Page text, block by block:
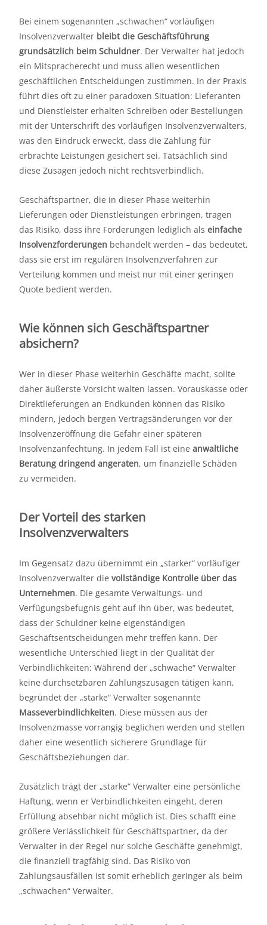
Bei einem sogenannten „schwachen“ vorläufigen
Insolvenzverwalter bleibt die Geschäftsführung
grundsätzlich beim Schuldner. Der Verwalter hat jedoch
ein Mitspracherecht und muss allen wesentlichen
geschäftlichen Entscheidungen zustimmen. In der Praxis
führt dies oft zu einer paradoxen Situation: Lieferanten
und Dienstleister erhalten Schreiben oder Bestellungen
mit der Unterschrift des vorläufigen Insolvenzverwalters,
was den Eindruck erweckt, dass die Zahlung für
erbrachte Leistungen gesichert sei. Tatsächlich sind
diese Zusagen jedoch nicht rechtsverbindlich.
Geschäftspartner, die in dieser Phase weiterhin
Lieferungen oder Dienstleistungen erbringen, tragen
das Risiko, dass ihre Forderungen lediglich als einfache
Insolvenzforderungen behandelt werden – das bedeutet,
dass sie erst im regulären Insolvenzverfahren zur
Verteilung kommen und meist nur mit einer geringen
Quote bedient werden.
Wie können sich Geschäftspartner
absichern?
Wer in dieser Phase weiterhin Geschäfte macht, sollte
daher äußerste Vorsicht walten lassen. Vorauskasse oder
Direktlieferungen an Endkunden können das Risiko
mindern, jedoch bergen Vertragsänderungen vor der
Insolvenzeröffnung die Gefahr einer späteren
Insolvenzanfechtung. In jedem Fall ist eine anwaltliche
Beratung dringend angeraten, um finanzielle Schäden
zu vermeiden.
Der Vorteil des starken
Insolvenzverwalters
Im Gegensatz dazu übernimmt ein „starker“ vorläufiger
Insolvenzverwalter die vollständige Kontrolle über das
Unternehmen. Die gesamte Verwaltungs- und
Verfügungsbefugnis geht auf ihn über, was bedeutet,
dass der Schuldner keine eigenständigen
Geschäftsentscheidungen mehr treffen kann. Der
wesentliche Unterschied liegt in der Qualität der
Verbindlichkeiten: Während der „schwache“ Verwalter
keine durchsetzbaren Zahlungszusagen tätigen kann,
begründet der „starke“ Verwalter sogenannte
Masseverbindlichkeiten. Diese müssen aus der
Insolvenzmasse vorrangig beglichen werden und stellen
daher eine wesentlich sicherere Grundlage für
Geschäftsbeziehungen dar.
Zusätzlich trägt der „starke“ Verwalter eine persönliche
Haftung, wenn er Verbindlichkeiten eingeht, deren
Erfüllung absehbar nicht möglich ist. Dies schafft eine
größere Verlässlichkeit für Geschäftspartner, da der
Verwalter in der Regel nur solche Geschäfte genehmigt,
die finanziell tragfähig sind. Das Risiko von
Zahlungsausfällen ist somit erheblich geringer als beim
„schwachen“ Verwalter.